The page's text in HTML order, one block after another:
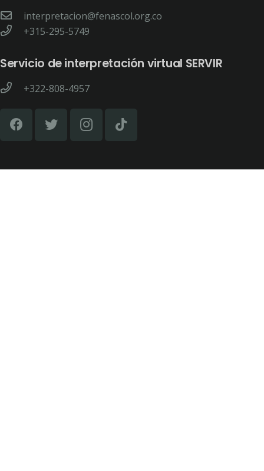
interpretacion@fenascol.org.co
+315-295-5749
Servicio de interpretación virtual SERVIR
+322-808-4957
Asesorías y atención para entidades